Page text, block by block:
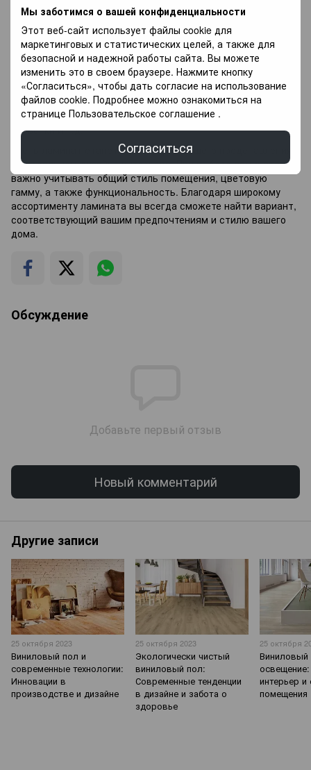
Мы заботимся о вашей конфиденциальности
Этот веб-сайт использует файлы cookie для
маркетинговых и статистических целей, а также для
безопасной и надежной работы сайта. Вы можете
изменить это в своем браузере. Нажмите кнопку
«Согласиться», чтобы дать согласие на использование
файлов cookie. Подробнее можно ознакомиться на
странице Пользовательское соглашение .
Согласиться
Ламинат с винтажными рисунками или имитацией
Для создания винтажного или ретро
дизайна выберите ламинат с узорами, напоминающими
старинные полы.
6. Морской стиль:
Ламинат в стиле моря:Если вы хотите создать
морской или пляжный дизайн, выберите ламинат с
узорами, имитирующими песок, морскую воду, морские
ветки и т.д.
Пусть ламинат станет основой для вашего представления
об идеальном дизайне интерьера. При выборе ламината
важно учитывать общий стиль помещения, цветовую
гамму, а также функциональность. Благодаря широкому
ассортименту ламината вы всегда сможете найти вариант,
соответствующий вашим предпочтениям и стилю вашего
дома.
Обсуждение
Добавьте первый отзыв
Новый комментарий
Другие записи
25 октября 2023
Виниловый пол и
современные технологии:
Инновации в
производстве и дизайне
25 октября 2023
Экологически чистый
виниловый пол:
Современные тенденции
в дизайне и забота о
здоровье
25 октября
Виниловый
интерьер
помещения